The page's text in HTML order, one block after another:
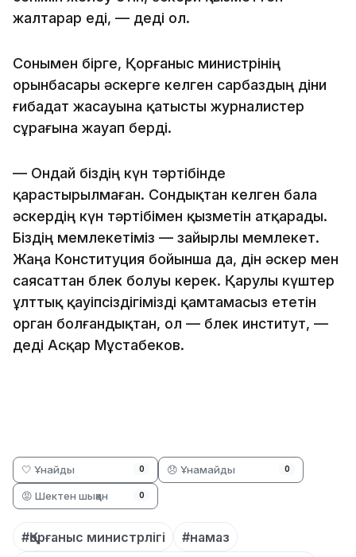
жалтарар еді, — деді ол.
Сонымен бірге, Қорғаныс министрінің
орынбасары әскерге келген сарбаздың діни
ғибадат жасауына қатысты журналистер
сұрағына жауап берді.
— Ондай біздің күн тәртібінде
қарастырылмаған. Сондықтан келген бала
әскердің күн тәртібімен қызметін атқарады.
Біздің мемлекетіміз — зайырлы мемлекет.
Жаңа Конституция бойынша да, дін әскер мен
саясаттан бөлек болуы керек. Қарулы күштер
ұлттық қауіпсіздігімізді қамтамасыз ететін
орган болғандықтан, ол — бөлек институт, —
деді Асқар Мұстабеков.
🤍 Ұнайды 0 😞 Ұнамайды 0
😡 Шектен шыққан 0
#Қорғаныс министрлігі
#намаз